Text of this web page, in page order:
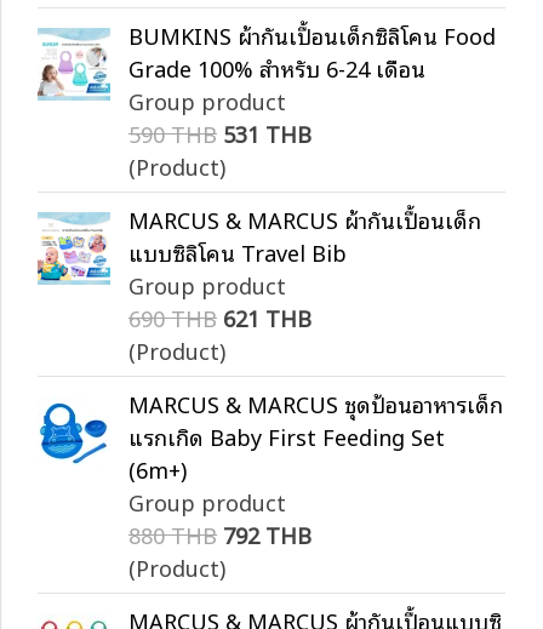
BUMKINS ผ้ากันเปื้อนเด็กซิลิโคน Food
Grade 100% สำหรับ 6-24 เดือน
Group product
590 THB 531 THB
(Product)
MARCUS & MARCUS ผ้ากันเปื้อนเด็ก
แบบซิลิโคน Travel Bib
Group product
690 THB 621 THB
(Product)
MARCUS & MARCUS ชุดป้อนอาหารเด็ก
แรกเกิด Baby First Feeding Set
(6m+)
Group product
880 THB 792 THB
(Product)
MARCUS & MARCUS ผ้ากันเปื้อนแบบซิ